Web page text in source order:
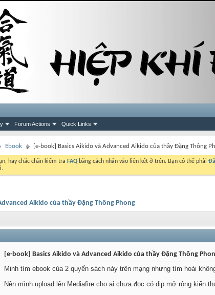
Forum Actions Quick Links
Ebook [e-book] Basics Aikido và Advanced Aikido của thầy Đặng Thông
hãy chắc chắn kiểm tra FAQ bằng cách nhấn vào liên kết ở trên. Bạn có thể phải
Aikido của thầy Đặng Thông Phong
[e-book] Basics Aikido và Advanced Aikido của thầy Đặng Thông
Minh tìm ebook của 2 quyển sách này trên mạng nhưng tìm hoài
Nên mình upload lên Mediafire cho ai chưa đọc có dịp mở rộng kiến